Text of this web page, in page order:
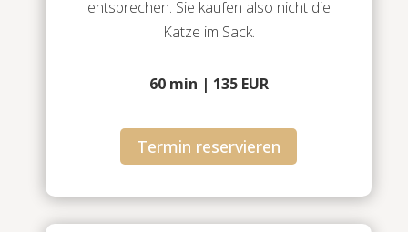
entsprechen. Sie kaufen also nicht die
Katze im Sack.
60 min | 135 EUR
Termin reservieren